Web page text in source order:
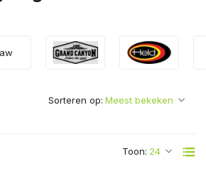
Toon:
Sorteren op: